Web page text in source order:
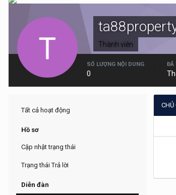
Thành viên
SỐ LƯỢNG NỘI DUNG
0
ĐÃ
Tất cả hoạt động
Hồ sơ
Cập nhật trạng thái
Trạng thái Trả lời
Diễn đàn
CHỦ